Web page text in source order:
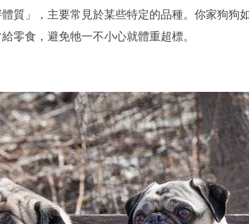
質」，主要常見於某些特定的品種。你家狗狗
零食，避免牠一不小心就體重超標。